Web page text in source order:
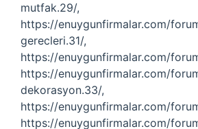
mutfak.29/,
https://enuygunfirmalar.com/
gerecleri.31/,
https://enuygunfirmalar.com/
https://enuygunfirmalar.com/
dekorasyon.33/,
https://enuygunfirmalar.com/
https://enuygunfirmalar.com/